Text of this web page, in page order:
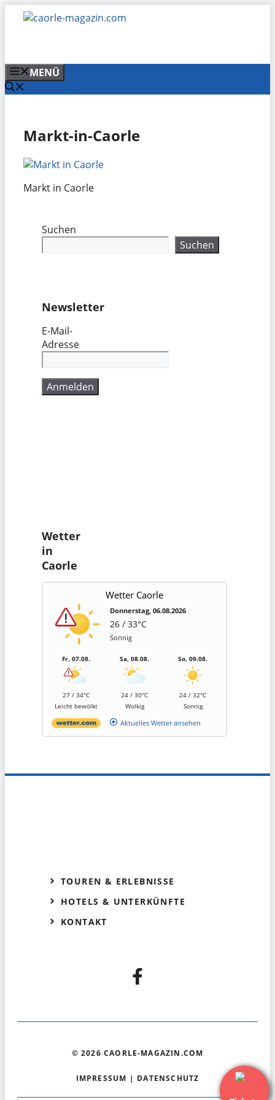
Zum
Inhalt
MENÜ
Markt-in-Caorle
Markt in Caorle
Suchen
Suchen
Newsletter
E-Mail-
Adresse
Wetter
in
Caorle
Wetter Caorle
Donnerstag, 06.08.2026
26 / 33°C
Sonnig
Fr, 07.08.
27 / 34°C
Leicht bewölkt
Sa, 08.08.
24 / 30°C
Wolkig
So, 09.08.
24 / 32°C
Sonnig
Aktuelles Wetter ansehen
TOUREN & ERLEBNISSE
HOTELS & UNTERKÜNFTE
KONTAKT
© 2026 CAORLE-MAGAZIN.COM
IMPRESSUM | DATENSCHUTZ